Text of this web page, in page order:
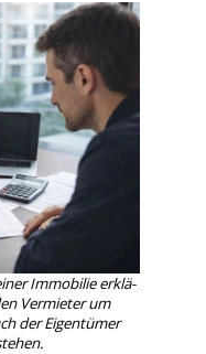
Immobilie er­klä­
Vermieter um
der Eigentümer